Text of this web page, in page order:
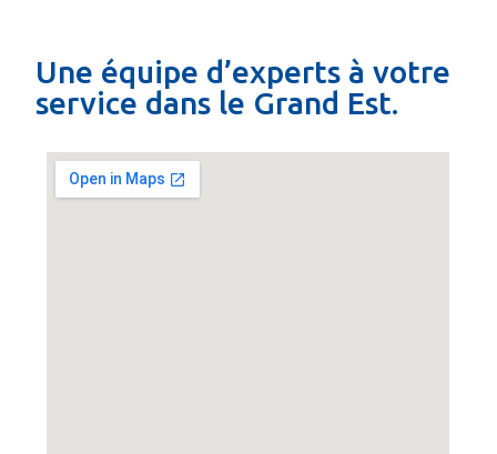
Une équipe d’experts à votre
service dans le Grand Est.